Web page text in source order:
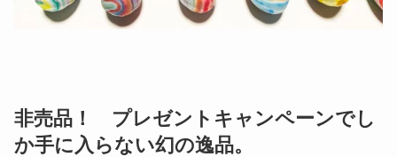
非売品！ プレゼントキャンペーンでし
か手に入らない幻の逸品。